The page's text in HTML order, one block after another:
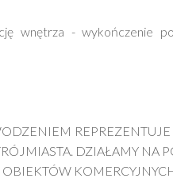
wnętrza - wykończenie
DZIAŁAMY NA